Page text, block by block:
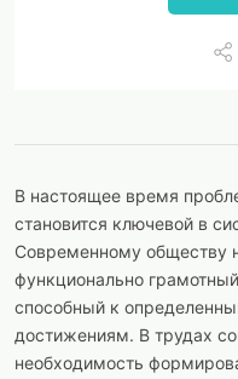
В настоящее время
становится ключевой в
Современному обществу
функционально
способный к
достижениям. В трудах
необходимость